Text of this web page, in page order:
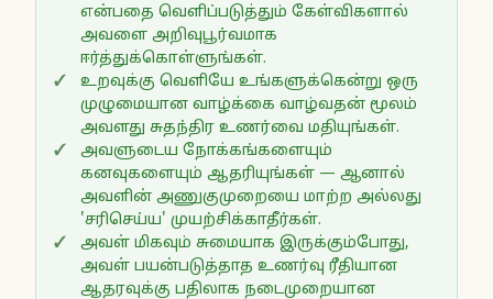
என்பதை வெளிப்படுத்தும் கேள்விகளால்
அவளை அறிவுபூர்வமாக
ஈர்த்துக்கொள்ளுங்கள்.
உறவுக்கு வெளியே உங்களுக்கென்று ஒரு
முழுமையான வாழ்க்கை வாழ்வதன் மூலம்
அவளது சுதந்திர உணர்வை மதியுங்கள்.
அவளுடைய நோக்கங்களையும்
கனவுகளையும் ஆதரியுங்கள் — ஆனால்
அவளின் அணுகுமுறையை மாற்ற அல்லது
'சரிசெய்ய' முயற்சிக்காதீர்கள்.
அவள் மிகவும் சுமையாக இருக்கும்போது,
அவள் பயன்படுத்தாத உணர்வு ரீதியான
ஆதரவுக்கு பதிலாக நடைமுறையான